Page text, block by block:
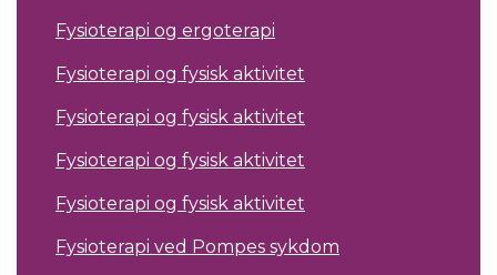
Fysioterapi og ergoterapi
Fysioterapi og fysisk aktivitet
Fysioterapi og fysisk aktivitet
Fysioterapi og fysisk aktivitet
Fysioterapi og fysisk aktivitet
Fysioterapi ved Pompes sykdom